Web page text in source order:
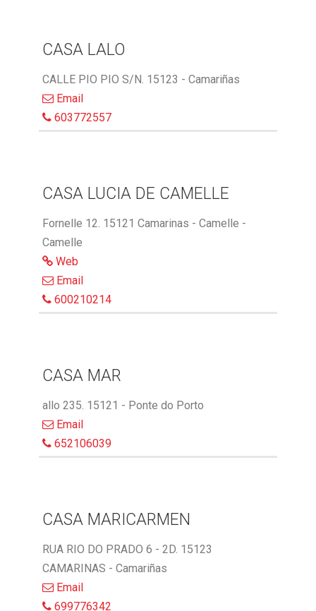
CASA LALO
CALLE PIO PIO S/N. 15123 - Camariñas
Email
603772557
CASA LUCIA DE CAMELLE
Fornelle 12. 15121 Camarinas - Camelle -
Camelle
Web
Email
600210214
CASA MAR
allo 235. 15121 - Ponte do Porto
Email
652106039
CASA MARICARMEN
RUA RIO DO PRADO 6 - 2D. 15123
CAMARINAS - Camariñas
Email
699776342